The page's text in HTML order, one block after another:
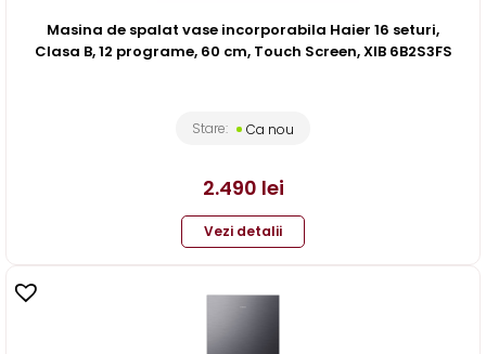
Masina de spalat vase incorporabila Haier 16 seturi,
Clasa B, 12 programe, 60 cm, Touch Screen, XIB 6B2S3FS
Stare: Ca nou
2.490 lei
Vezi detalii